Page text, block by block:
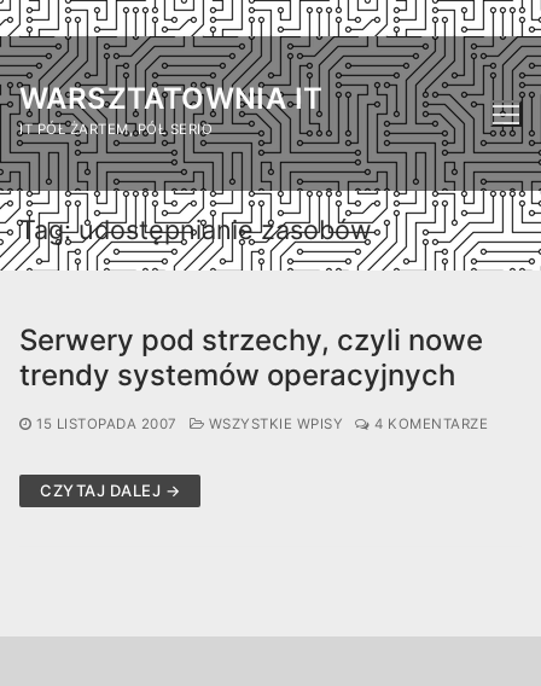
Przejdź
do
treści
WARSZTATOWNIA IT
IT PÓŁ ŻARTEM, PÓŁ SERIO
Tag:udostępnianie zasobów
Serwery pod strzechy, czyli nowe
trendy systemów operacyjnych
15 LISTOPADA 2007 WSZYSTKIE WPISY 4 KOMENTARZE
CZYTAJ DALEJ →